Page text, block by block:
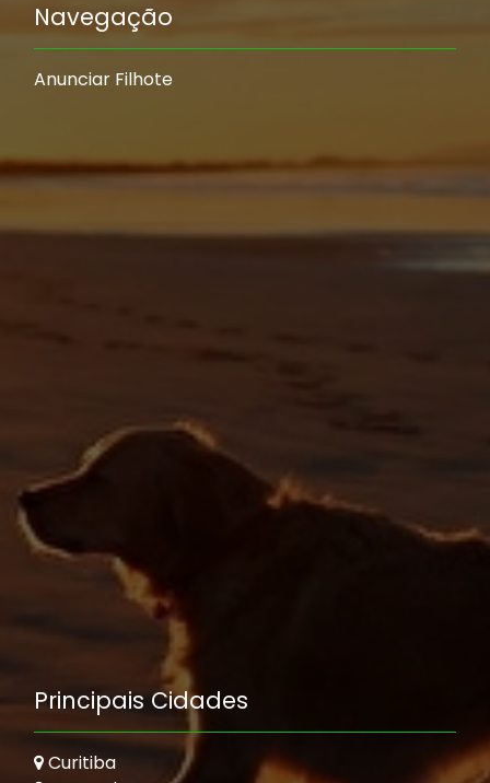
Navegação
Anunciar Filhote
Principais Cidades
Curitiba